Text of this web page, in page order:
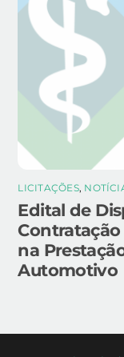
LICITAÇÕES,
Edital de
Contratação
na
Automotivo